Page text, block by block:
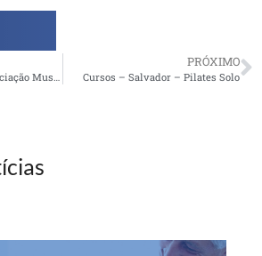
PRÓXIMO
Cursos – Salvador – Pilates Solo